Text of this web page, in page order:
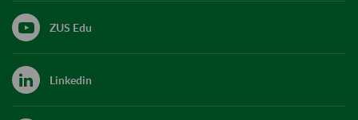
ZUS Edu
Linkedin